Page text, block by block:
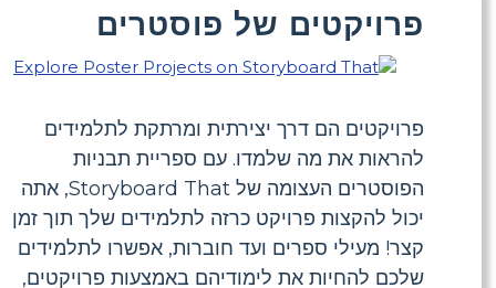
פרויקטים של פוסטרים
פרויקטים הם דרך יצירתית ומרתקת לתלמידים
להראות את מה שלמדו. עם ספריית תבניות
הפוסטרים העצומה של Storyboard That, אתה
יכול להקצות פרויקט כרזה לתלמידים שלך תוך זמן
קצר! מעילי ספרים ועד חוברות, אפשרו לתלמידים
שלכם להחיות את לימודיהם באמצעות פרויקטים,